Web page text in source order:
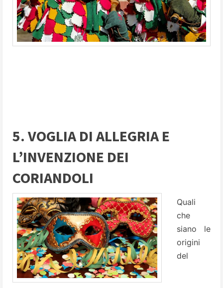
5. VOGLIA DI ALLEGRIA E
L’INVENZIONE DEI
CORIANDOLI
Quali
che
siano le
origini
del